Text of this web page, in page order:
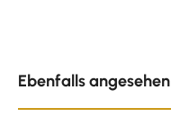
Ebenfalls angesehen